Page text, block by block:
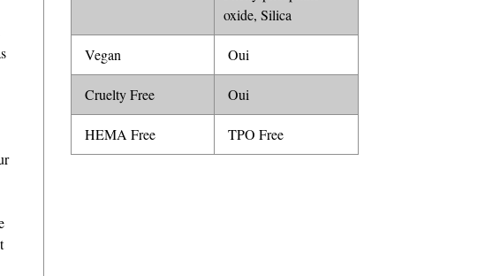
oxide, Silica
Vegan Oui
Cruelty Free Oui
HEMA Free TPO Free